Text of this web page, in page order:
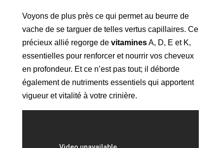
Voyons de plus près ce qui permet au beurre de
vache de se targuer de telles vertus capillaires. Ce
précieux allié regorge de vitaminesA, D, E et K,
essentielles pour renforcer et nourrir vos cheveux
en profondeur. Et ce n’est pas tout; il déborde
également de nutriments essentiels qui apportent
vigueur et vitalité à votre crinière.